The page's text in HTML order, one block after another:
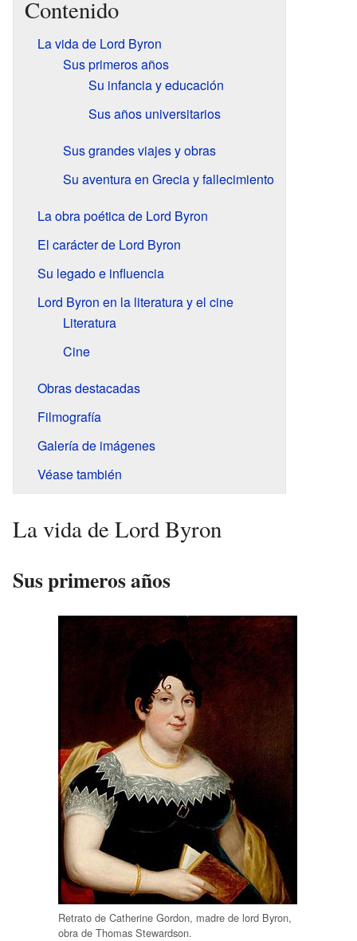
Contenido
La vida de Lord Byron
Sus primeros años
Su infancia y educación
Sus años universitarios
Sus grandes viajes y obras
Su aventura en Grecia y fallecimiento
La obra poética de Lord Byron
El carácter de Lord Byron
Su legado e influencia
Lord Byron en la literatura y el cine
Literatura
Cine
Obras destacadas
Filmografía
Galería de imágenes
Véase también
La vida de Lord Byron
Sus primeros años
Retrato de Catherine Gordon, madre de lord Byron,
obra de Thomas Stewardson.